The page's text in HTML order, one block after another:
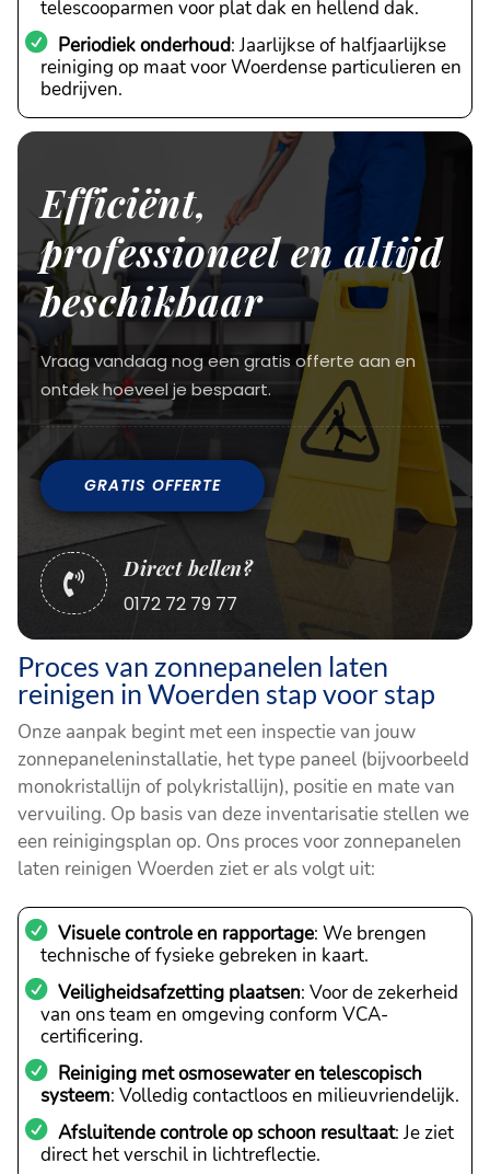
telescooparmen voor plat dak en hellend dak.
Periodiek onderhoud: Jaarlijkse of halfjaarlijkse
reiniging op maat voor Woerdense particulieren en
bedrijven.
Efficiënt,
professioneel en altijd
beschikbaar
Vraag vandaag nog een gratis offerte aan en
ontdek hoeveel je bespaart.
GRATIS OFFERTE

Direct bellen?
0172 72 79 77
Proces van zonnepanelen laten
reinigen in Woerden stap voor stap
Onze aanpak begint met een inspectie van jouw
zonnepaneleninstallatie, het type paneel (bijvoorbeeld
monokristallijn of polykristallijn), positie en mate van
vervuiling. Op basis van deze inventarisatie stellen we
een reinigingsplan op. Ons proces voor zonnepanelen
laten reinigen Woerden ziet er als volgt uit:
Visuele controle en rapportage: We brengen
technische of fysieke gebreken in kaart.
Veiligheidsafzetting plaatsen: Voor de zekerheid
van ons team en omgeving conform VCA-
certificering.
Reiniging met osmosewater en telescopisch
systeem: Volledig contactloos en milieuvriendelijk.
Afsluitende controle op schoon resultaat: Je ziet
direct het verschil in lichtreflectie.